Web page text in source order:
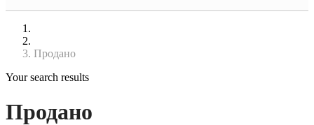
Продано
Your search results
Продано